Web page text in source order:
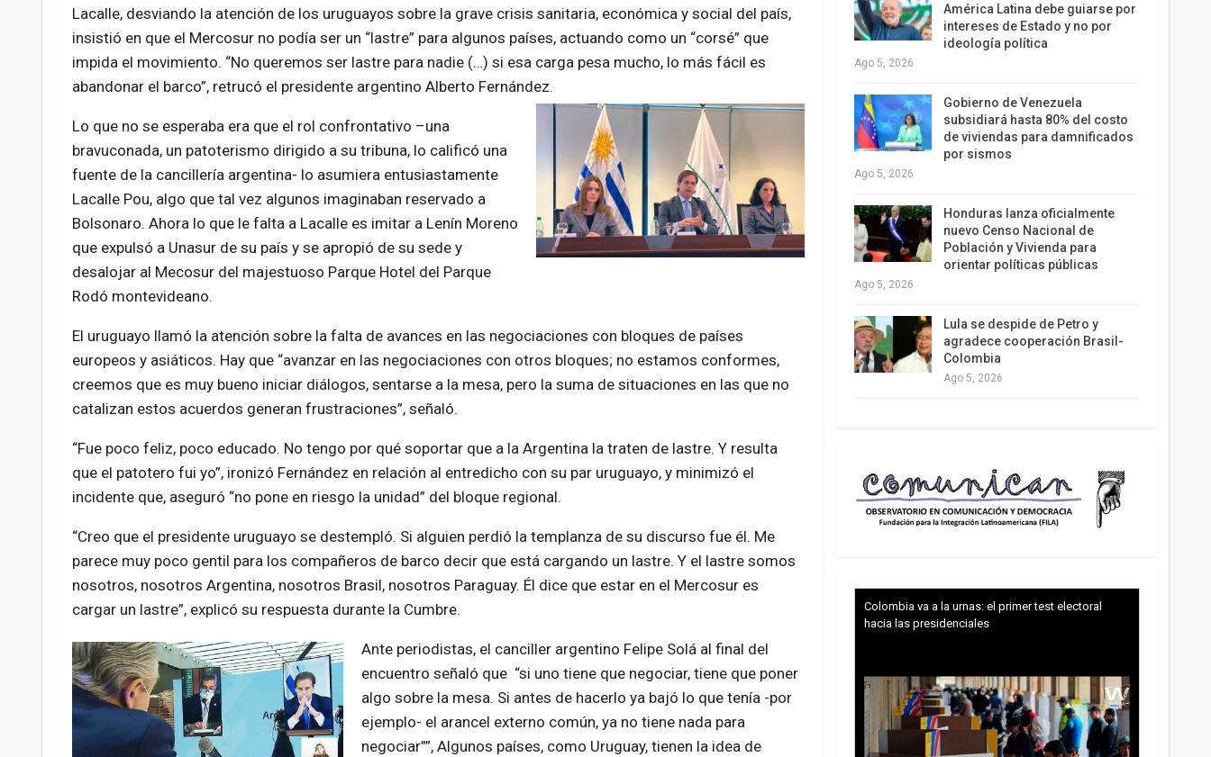
Lacalle, desviando la atención de los uruguayos sobre la grave crisis sanitaria, económica y social del país,
insistió en que el Mercosur no podía ser un “lastre” para algunos países, actuando como un “corsé” que
impida el movimiento. “No queremos ser lastre para nadie (…) si esa carga pesa mucho, lo más fácil es
abandonar el barco”, retrucó el presidente argentino Alberto Fernández.
Lo que no se esperaba era que el rol confrontativo –una
bravuconada, un patoterismo dirigido a su tribuna, lo calificó una
fuente de la cancillería argentina- lo asumiera entusiastamente
Lacalle Pou, algo que tal vez algunos imaginaban reservado a
Bolsonaro. Ahora lo que le falta a Lacalle es imitar a Lenín Moreno
que expulsó a Unasur de su país y se apropió de su sede y
desalojar al Mecosur del majestuoso Parque Hotel del Parque
Rodó montevideano.
El uruguayo llamó la atención sobre la falta de avances en las negociaciones con bloques de países
europeos y asiáticos. Hay que “avanzar en las negociaciones con otros bloques; no estamos conformes,
creemos que es muy bueno iniciar diálogos, sentarse a la mesa, pero la suma de situaciones en las que no
catalizan estos acuerdos generan frustraciones”, señaló.
“Fue poco feliz, poco educado. No tengo por qué soportar que a la Argentina la traten de lastre. Y resulta
que el patotero fui yo”, ironizó Fernández en relación al entredicho con su par uruguayo, y minimizó el
incidente que, aseguró “no pone en riesgo la unidad” del bloque regional.
“Creo que el presidente uruguayo se destempló. Si alguien perdió la templanza de su discurso fue él. Me
parece muy poco gentil para los compañeros de barco decir que está cargando un lastre. Y el lastre somos
nosotros, nosotros Argentina, nosotros Brasil, nosotros Paraguay. Él dice que estar en el Mercosur es
cargar un lastre”, explicó su respuesta durante la Cumbre.
Ante periodistas, el canciller argentino Felipe Solá al final del
encuentro señaló que “si uno tiene que negociar, tiene que poner
algo sobre la mesa. Si antes de hacerlo ya bajó lo que tenía -por
ejemplo- el arancel externo común, ya no tiene nada para
negociar””, Algunos países, como Uruguay, tienen la idea de
América Latina debe guiarse por
intereses de Estado y no por
ideología política
Ago 5, 2026
Gobierno de Venezuela
subsidiará hasta 80% del costo
de viviendas para damnificados
por sismos
Ago 5, 2026
Honduras lanza oficialmente
nuevo Censo Nacional de
Población y Vivienda para
orientar políticas públicas
Ago 5, 2026
Lula se despide de Petro y
agradece cooperación Brasil-
Colombia
Ago 5, 2026
Colombia va a la urnas: el primer test electoral
hacia las presidenciales